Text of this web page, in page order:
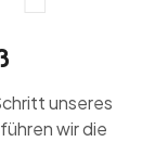
unseres
wir die